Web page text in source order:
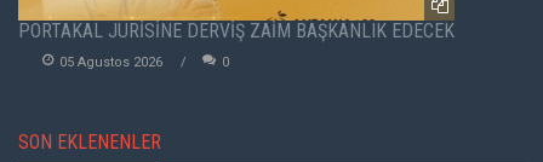
PORTAKAL JÜRİSİNE DERVİŞ ZAİM BAŞKANLIK EDECEK
05 Agustos 2026 0
SON EKLENENLER